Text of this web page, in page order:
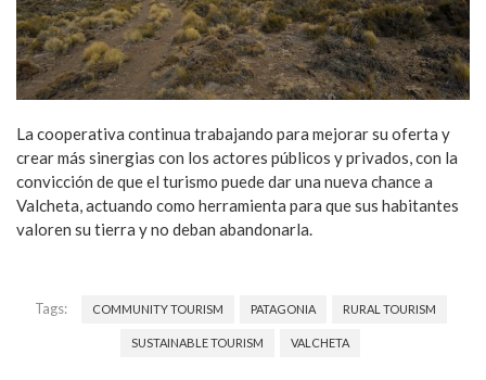
La cooperativa continua trabajando para mejorar su oferta y
crear más sinergias con los actores públicos y privados, con la
convicción de que el turismo puede dar una nueva chance a
Valcheta, actuando como herramienta para que sus habitantes
valoren su tierra y no deban abandonarla.
Tags: COMMUNITY TOURISM PATAGONIA RURAL TOURISM
SUSTAINABLE TOURISM VALCHETA